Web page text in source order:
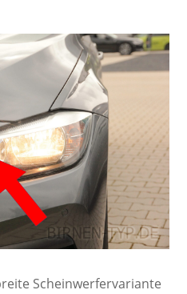
Schein­werf­er­va­ri­ante